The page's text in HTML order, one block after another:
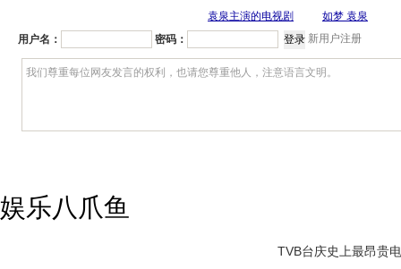
袁泉主演的电视剧
如梦 袁泉
用户名：
密码： 新用户注册
娱乐八爪鱼
TVB台庆史上最昂贵